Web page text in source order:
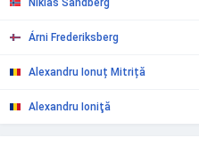
Niklas Sandberg
Árni Frederiksberg
Alexandru Ionuț Mitriță
Alexandru Ioniţă